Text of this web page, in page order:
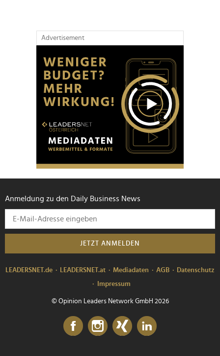
Advertisement
Anmeldung zu den Daily Business News
JETZT ANMELDEN
LEADERSNET.de LEADERSNET.at Mediadaten AGB
Datenschutz
Impressum
© Opinion Leaders Network GmbH 2026